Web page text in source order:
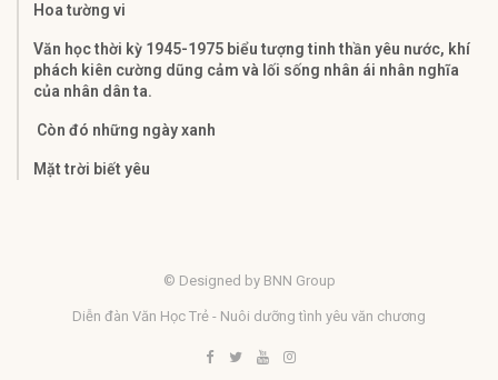
Hoa tường vi
Văn học thời kỳ 1945-1975 biểu tượng tinh thần yêu nước, khí
phách kiên cường dũng cảm và lối sống nhân ái nhân nghĩa
của nhân dân ta.
Còn đó những ngày xanh
Mặt trời biết yêu
© Designed by BNN Group
Diễn đàn Văn Học Trẻ - Nuôi dưỡng tình yêu văn chương